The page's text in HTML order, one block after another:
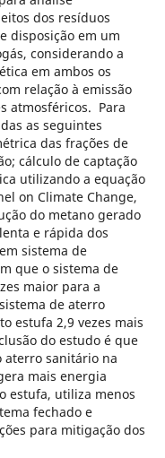
dos resíduos
disposição em um
considerando a
em ambos os
relação à emissão
atmosféricos. Para
as seguintes
das frações de
cálculo de captação
utilizando a equação
on Climate Change,
do metano gerado
e rápida dos
sistema de
que o sistema de
maior para a
de aterro
estufa 2,9 vezes mais
do estudo é que
aterro sanitário na
mais energia
estufa, utiliza menos
fechado e
para mitigação dos